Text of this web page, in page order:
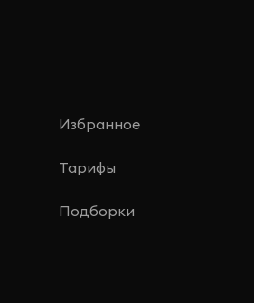
Избранное
Тарифы
Подборки